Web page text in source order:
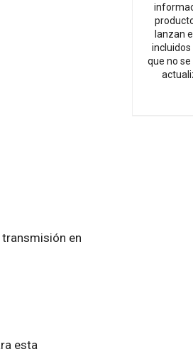
en
esta
lanzan
que no